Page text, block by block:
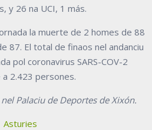
y 26 na UCI, 1 más.
la muerte de 2 homes de 88
87. El total de finaos nel andanciu
pol coronavirus SARS-COV-2
a 2.423 persones.
Palaciu de Deportes de Xixón.
Asturies